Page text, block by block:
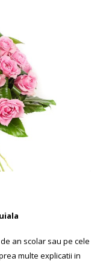
an scolar sau pe cele
multe explicatii in